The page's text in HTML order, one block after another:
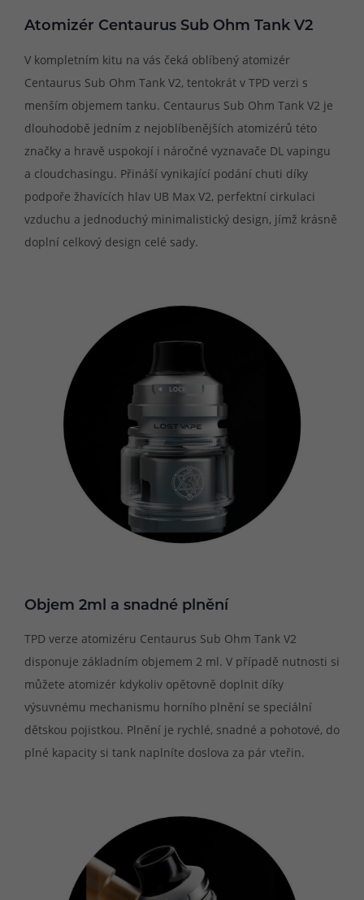
Atomizér Centaurus Sub Ohm Tank V2
V kompletním kitu na vás čeká oblíbený atomizér
Centaurus Sub Ohm Tank V2, tentokrát v TPD verzi s
menším objemem tanku. Centaurus Sub Ohm Tank V2 je
dlouhodobě jedním z nejoblíbenějších atomizérů této
značky a hravě uspokojí i náročné vyznavače DL vapingu
a cloudchasingu. Přináší vynikající podání chuti díky
podpoře žhavících hlav UB Max V2, perfektní cirkulaci
vzduchu a jednoduchý minimalistický design, jímž krásně
doplní celkový design celé sady.
Objem 2ml a snadné plnění
TPD verze atomizéru Centaurus Sub Ohm Tank V2
disponuje základním objemem 2 ml. V případě nutnosti si
můžete atomizér kdykoliv opětovně doplnit díky
výsuvnému mechanismu horního plnění se speciální
dětskou pojistkou. Plnění je rychlé, snadné a pohotové, do
plné kapacity si tank naplníte doslova za pár vteřin.